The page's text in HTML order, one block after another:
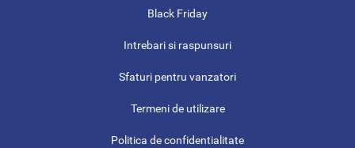
Black Friday
Intrebari si raspunsuri
Sfaturi pentru vanzatori
Termeni de utilizare
Politica de confidentialitate